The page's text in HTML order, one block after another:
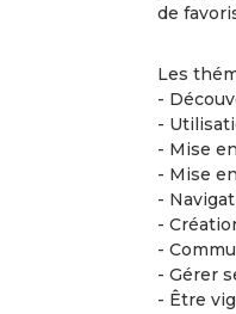
de
Les
-
-
- Mise
- Mise
-
-
-
- Gérer
- Être